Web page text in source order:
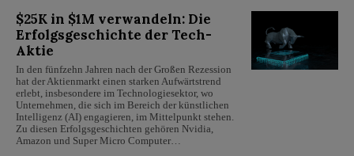
$25K in $1M verwandeln: Die
Erfolgsgeschichte der Tech-
Aktie
In den fünfzehn Jahren nach der Großen Rezession
hat der Aktienmarkt einen starken Aufwärtstrend
erlebt, insbesondere im Technologiesektor, wo
Unternehmen, die sich im Bereich der künstlichen
Intelligenz (AI) engagieren, im Mittelpunkt stehen.
Zu diesen Erfolgsgeschichten gehören Nvidia,
Amazon und Super Micro Computer…